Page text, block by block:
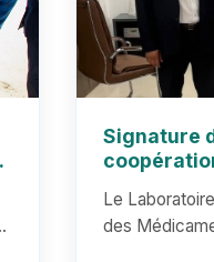
Signature
Nouakchott
Le
des